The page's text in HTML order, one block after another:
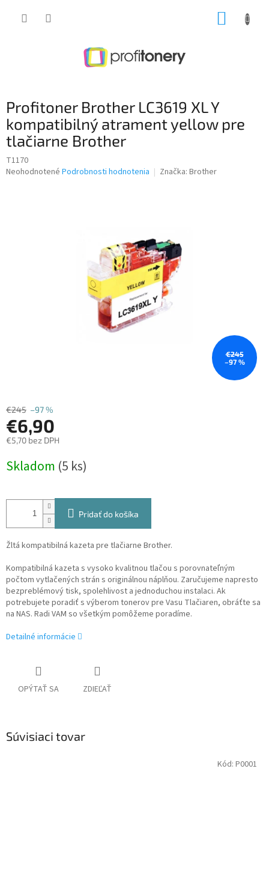
Profitoner Brother LC3619 XL Y
kompatibilný atrament yellow pre
tlačiarne Brother
T1170
Priemerné
Neohodnotené Podrobnosti hodnotenia Značka: Brother
€245
–97 %
€245 –97 %
€6,90
€5,70 bez DPH
cena:
Skladom (5 ks)
Pridať do košíka
Žltá kompatibilná kazeta pre tlačiarne Brother.
Kompatibilná kazeta s vysoko kvalitnou tlačou s porovnateľným
počtom vytlačených strán s originálnou náplňou. Zaručujeme napresto
bezpreblémový tisk, spolehlivost a jednoduchou instalaci. Ak
potrebujete poradiť s výberom tonerov pre Vasu Tlačiaren, obráťte sa
na NAS. Radi VAM so všetkým pomôžeme poradíme.
Detailné informácie
OPÝTAŤ SA ZDIEĽAŤ
Súvisiaci tovar
Kód: P0001